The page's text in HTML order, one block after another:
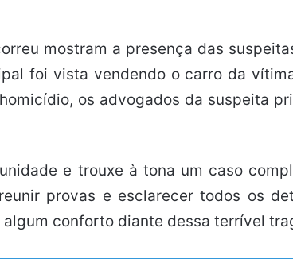
mostram a presença das
foi vista vendendo o carro da
os advogados da suspeita
e trouxe à tona um caso
provas e esclarecer todos os
conforto diante dessa terrível